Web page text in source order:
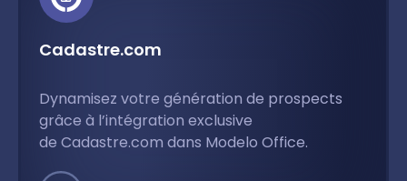
Cadastre.com
Dynamisez votre génération de prospects
grâce à l’intégration exclusive
de Cadastre.com dans Modelo Office.